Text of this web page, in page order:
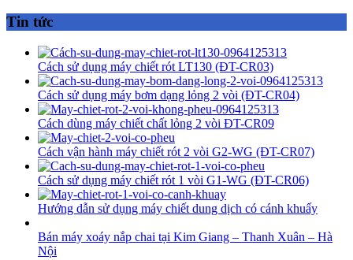
Tin tức
Cách sử dụng máy chiết rót LT130 (ĐT-CR03)
Cách sử dụng máy bơm dạng lỏng 2 vòi (ĐT-CR04)
Cách dùng máy chiết chất lỏng 2 vòi ĐT-CR09
Cách vận hành máy chiết rót 2 vòi G2-WG (ĐT-CR07)
Cách sử dụng máy chiết rót 1 vòi G1-WG (ĐT-CR06)
Hướng dẫn sử dụng máy chiết dung dịch có cánh khuấy
Bán máy xoáy nắp chai tại Kim Giang – Thanh Xuân – Hà
Nội